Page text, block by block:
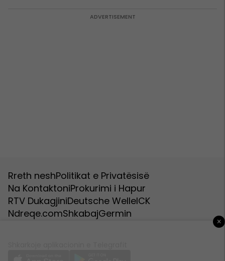
Rreth neshPolitikat e Privatësisë
Na KontaktoniProkurimi i Hapur
RTV DukagjiniDeutsche WelleICK
Ndreqe.comShkabajGermin
×